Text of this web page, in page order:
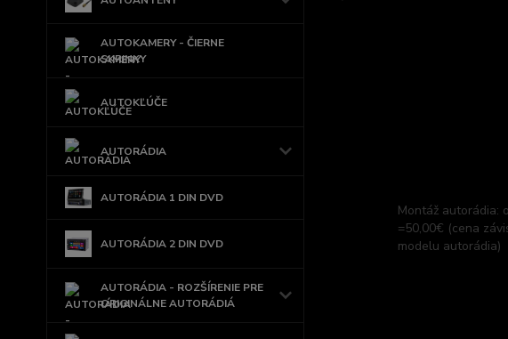
AUTOKAMERY - ČIERNE
SKRINKY
AUTOKĽÚČE
AUTORÁDIA
AUTORÁDIA 1 DIN DVD
AUTORÁDIA 2 DIN DVD
AUTORÁDIA - ROZŠÍRENIE PRE
ORIGINÁLNE AUTORÁDIÁ
Montáž autorádia:
=50,00€ (cena
modelu autorádia)